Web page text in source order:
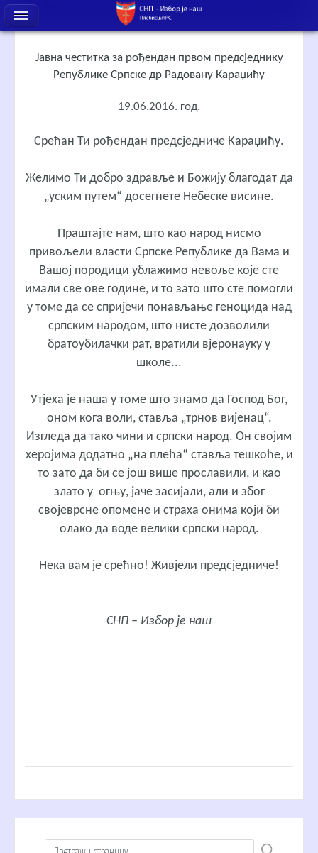
Јавна честитка за рођендан првом предсједнику
Републике Српске др Радовану Караџићу
19.06.2016. год.
Срећан Ти рођендан предсједниче Караџићу.
Желимо Ти добро здравље и Божију благодат да
„уским путем“ досегнете Небеске висине.
Праштајте нам, што као народ нисмо
привољели власти Српске Републике да Вама и
Вашој породици ублажимо невоље које сте
имали све ове године, и то зато што сте помогли
у томе да се спријечи понављање геноцида над
српским народом, што нисте дозволили
братоубилачки рат, вратили вјеронауку у
школе...
Утјеха је наша у томе што знамо да Господ Бог,
оном кога воли, ставља „трнов вијенац“.
Изгледа да тако чини и српски народ. Он својим
херојима додатно „на плећа“ ставља тешкоће, и
то зато да би се још више прославили, и као
злато у огњу, јаче засијали, али и због
својеврсне опомене и страха онима који би
олако да воде велики српски народ.
Нека вам је срећно! Живјели предсједниче!
СНП – Избор је наш